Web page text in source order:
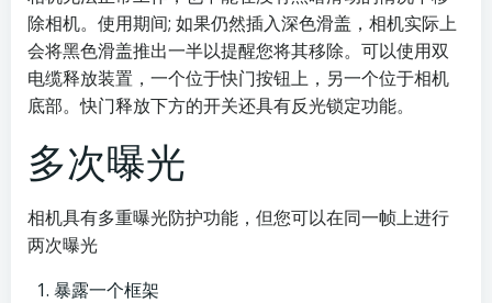
除相机。使用期间; 如果仍然插入深色滑盖，相机实际上
会将黑色滑盖推出一半以提醒您将其移除。可以使用双
电缆释放装置，一个位于快门按钮上，另一个位于相机
底部。快门释放下方的开关还具有反光锁定功能。
多次曝光
相机具有多重曝光防护功能，但您可以在同一帧上进行
两次曝光
暴露一个框架